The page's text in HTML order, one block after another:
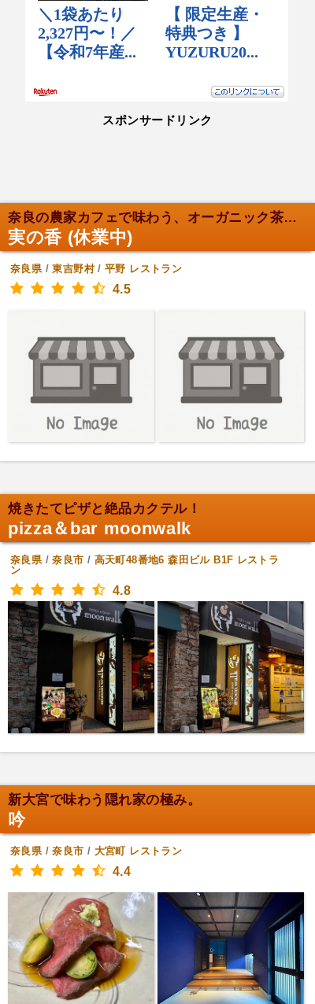
スポンサードリンク
奈良の農家カフェで味わう、オーガニック茶粥。
実の香 (休業中)
奈良県/東吉野村/平野 レストラン
4.5
焼きたてピザと絶品カクテル！
pizza＆bar moonwalk
奈良県/奈良市 / 高天町48番地6 森田ビル B1F レストラ
ン
4.8
新大宮で味わう隠れ家の極み。
吟
奈良県/奈良市 / 大宮町 レストラン
4.4